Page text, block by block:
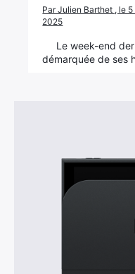
Par Julien Barthet , le
2025
Le week-end
démarquée de ses